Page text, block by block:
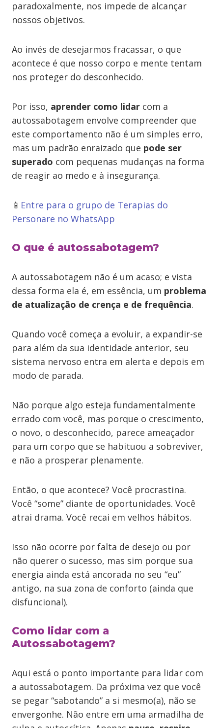
paradoxalmente, nos impede de alcançar
nossos objetivos.
Ao invés de desejarmos fracassar, o que
acontece é que nosso corpo e mente tentam
nos proteger do desconhecido.
Por isso, aprender como lidar com a
autossabotagem envolve compreender que
este comportamento não é um simples erro,
mas um padrão enraizado que pode ser
superado com pequenas mudanças na forma
de reagir ao medo e à insegurança.
📱 Entre para o grupo de Terapias do
Personare no WhatsApp
O que é autossabotagem?
A autossabotagem não é um acaso; e vista
dessa forma ela é, em essência, um problema
de atualização de crença e de frequência.
Quando você começa a evoluir, a expandir-se
para além da sua identidade anterior, seu
sistema nervoso entra em alerta e depois em
modo de parada.
Não porque algo esteja fundamentalmente
errado com você, mas porque o crescimento,
o novo, o desconhecido, parece ameaçador
para um corpo que se habituou a sobreviver,
e não a prosperar plenamente.
Então, o que acontece? Você procrastina.
Você “some” diante de oportunidades. Você
atrai drama. Você recai em velhos hábitos.
Isso não ocorre por falta de desejo ou por
não querer o sucesso, mas sim porque sua
energia ainda está ancorada no seu “eu”
antigo, na sua zona de conforto (ainda que
disfuncional).
Como lidar com a
Autossabotagem?
Aqui está o ponto importante para lidar com
a autossabotagem. Da próxima vez que você
se pegar “sabotando” a si mesmo(a), não se
envergonhe. Não entre em uma armadilha de